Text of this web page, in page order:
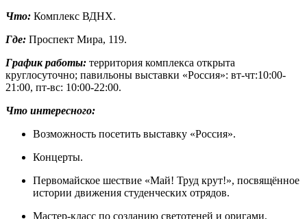
Что: Комплекс ВДНХ.
Где: Проспект Мира, 119.
График работы: территория комплекса открыта
круглосуточно; павильоны выставки «Россия»: вт-чт:10:00-
21:00, пт-вс: 10:00-22:00.
Что интересного:
Возможность посетить выставку «Россия».
Концерты.
Первомайское шествие «Май! Труд крут!», посвящённое
истории движения студенческих отрядов.
Мастер-класс по созданию светотеней и оригами,